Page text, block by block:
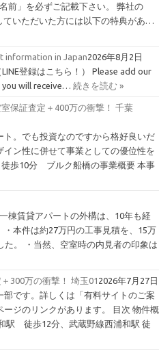
前」を必ずご記載下さい。 弊社の
ていただいた方には以下の特典があ…
information in Japan2026年8月2日
登録はこちら！） Please add our
you will receive… 続きを読む »
保証査定＋400万の衝撃！ 千葉
。でも投資なのですから格好良いだ
ン性に併せて事業としての優位性を
歩10分 ブルク船橋の事業概要 本事
棟賃貸アパートの外構は、10年も経
本件は約27万円の工事見積を、15万
た。 ・当然、空室時の内見者の印象は
300万の衝撃！ 埼玉01 2026年7月27日
です。詳しくは「有料サイトのご案
ジのリンクがあります。 目次 物件概
駅 徒歩12分、武蔵野線西浦和駅 徒